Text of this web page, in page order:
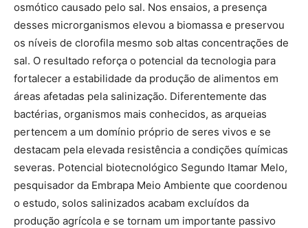
osmótico causado pelo sal. Nos ensaios, a presença
desses microrganismos elevou a biomassa e preservou
os níveis de clorofila mesmo sob altas concentrações de
sal. O resultado reforça o potencial da tecnologia para
fortalecer a estabilidade da produção de alimentos em
áreas afetadas pela salinização. Diferentemente das
bactérias, organismos mais conhecidos, as arqueias
pertencem a um domínio próprio de seres vivos e se
destacam pela elevada resistência a condições químicas
severas. Potencial biotecnológico Segundo Itamar Melo,
pesquisador da Embrapa Meio Ambiente que coordenou
o estudo, solos salinizados acabam excluídos da
produção agrícola e se tornam um importante passivo